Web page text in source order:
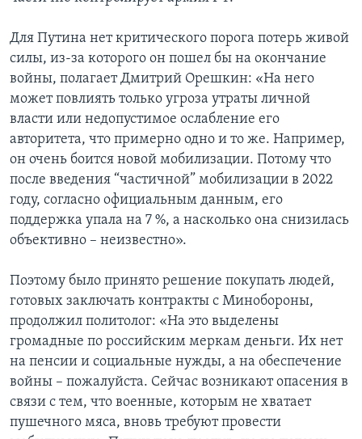
Для Путина нет критического порога потерь живой
силы, из-за которого он пошел бы на окончание
войны, полагает Дмитрий Орешкин: «На него
может повлиять только угроза утраты личной
власти или недопустимое ослабление его
авторитета, что примерно одно и то же. Например,
он очень боится новой мобилизации. Потому что
после введения “частичной” мобилизации в 2022
году, согласно официальным данным, его
поддержка упала на 7 %, а насколько она снизилась
объективно – неизвестно».
Поэтому было принято решение покупать людей,
готовых заключать контракты с Минобороны,
продолжил политолог: «На это выделены
громадные по российским меркам деньги. Их нет
на пенсии и социальные нужды, а на обеспечение
войны – пожалуйста. Сейчас возникают опасения в
связи с тем, что военные, которым не хватает
пушечного мяса, вновь требуют провести